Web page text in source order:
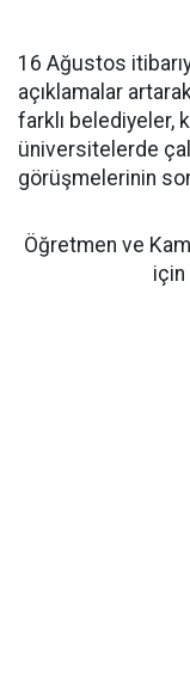
16 Ağustos
açıklamalar
farklı belediyeler,
üniversitelerde
görüşmelerinin
Öğretmen ve
için